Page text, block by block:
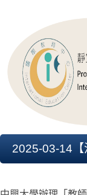
2025-03-14【